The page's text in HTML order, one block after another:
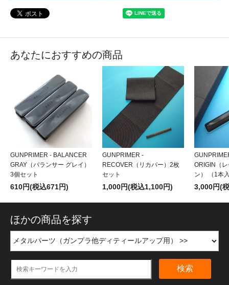
あなたにおすすめの商品
GUNPRIMER - BALANCER
GRAY（バランサー グレイ）
3個セット
610円(税込671円)
GUNPRIMER -
RECOVER（リカバー）2枚
セット
1,000円(税込1,100円)
ORIGIN（
ン） （1本
3,000円(
ほかの商品を探す
検索